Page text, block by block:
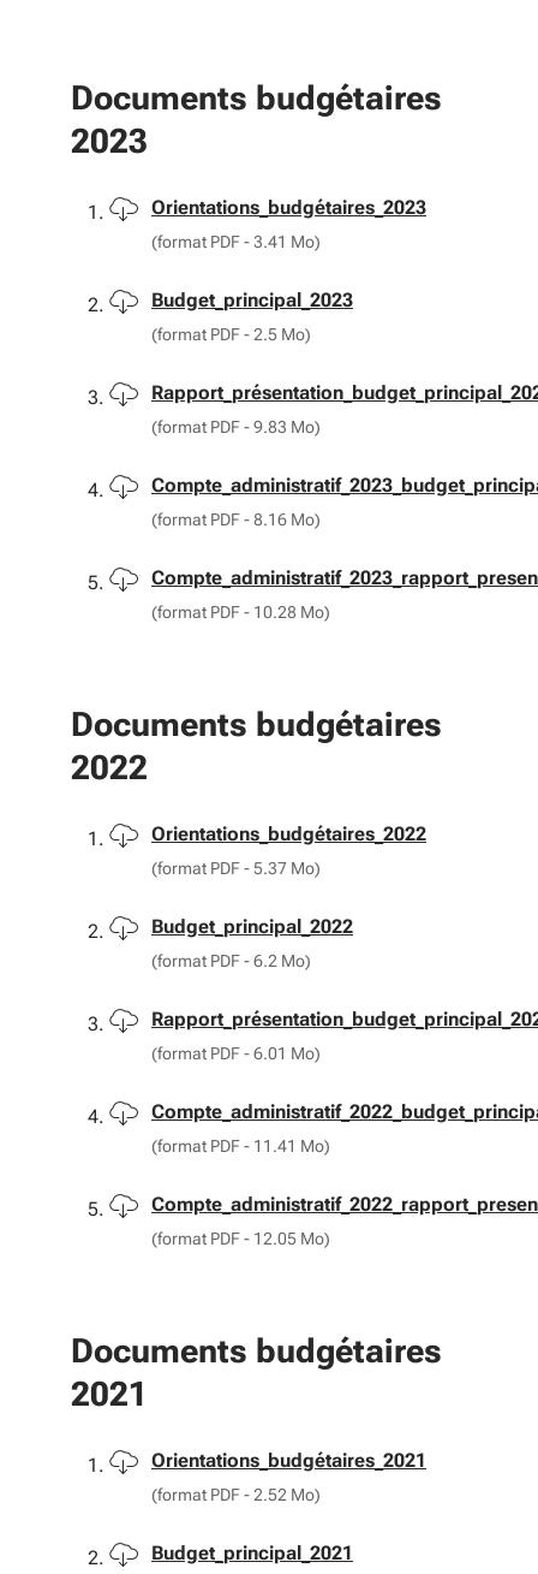
Documents budgétaires
2023
Télécharger
Orientations_budgétaires_2023
(format PDF - 3.41 Mo)
Télécharger
Budget_principal_2023
(format PDF - 2.5 Mo)
Télécharger
(format PDF - 9.83 Mo)
Télécharger
(format PDF - 8.16 Mo)
Télécharger
(format PDF - 10.28 Mo)
Documents budgétaires
2022
Télécharger
Orientations_budgétaires_2022
(format PDF - 5.37 Mo)
Télécharger
Budget_principal_2022
(format PDF - 6.2 Mo)
Télécharger
(format PDF - 6.01 Mo)
Télécharger
(format PDF - 11.41 Mo)
Télécharger
(format PDF - 12.05 Mo)
Documents budgétaires
2021
Télécharger
Orientations_budgétaires_2021
(format PDF - 2.52 Mo)
Télécharger
Budget_principal_2021